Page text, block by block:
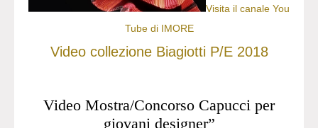
Visita il canale You
Tube di IMORE
Video collezione Biagiotti P/E 2018
Video Mostra/Concorso Capucci per
giovani designer”